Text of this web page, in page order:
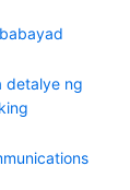
detalye ng